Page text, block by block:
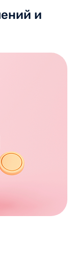
и